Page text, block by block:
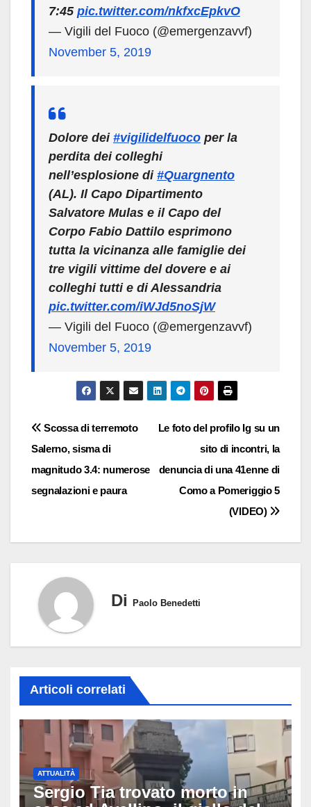
7:45 pic.twitter.com/nkfxcEpkvO
— Vigili del Fuoco (@emergenzavvf)
November 5, 2019
Dolore dei #vigilidelfuoco per la
perdita dei colleghi
nell’esplosione di #Quargnento
(AL). Il Capo Dipartimento
Salvatore Mulas e il Capo del
Corpo Fabio Dattilo esprimono
tutta la vicinanza alle famiglie dei
tre vigili vittime del dovere e ai
colleghi tutti e di Alessandria
pic.twitter.com/iWJd5noSjW
— Vigili del Fuoco (@emergenzavvf)
November 5, 2019
Navigazione
articoli
Le foto del profilo Ig su un
sito di incontri, la
denuncia di una 41enne di
Como a Pomeriggio 5
(VIDEO)
Scossa di terremoto
Salerno, sisma di
magnitudo 3.4: numerose
segnalazioni e paura
Di Paolo Benedetti
Articoli correlati
ATTUALITÀ
Sergio Tia trovato morto in